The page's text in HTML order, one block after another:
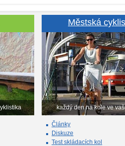
Městská
každý den na kole ve
Články
Diskuze
Test skládacích kol